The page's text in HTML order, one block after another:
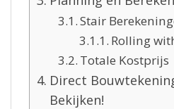
Stair
Rolling
Totale Kostprijs
Direct
Bekijken!